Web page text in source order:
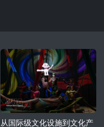
从国际级文化设施到文化产